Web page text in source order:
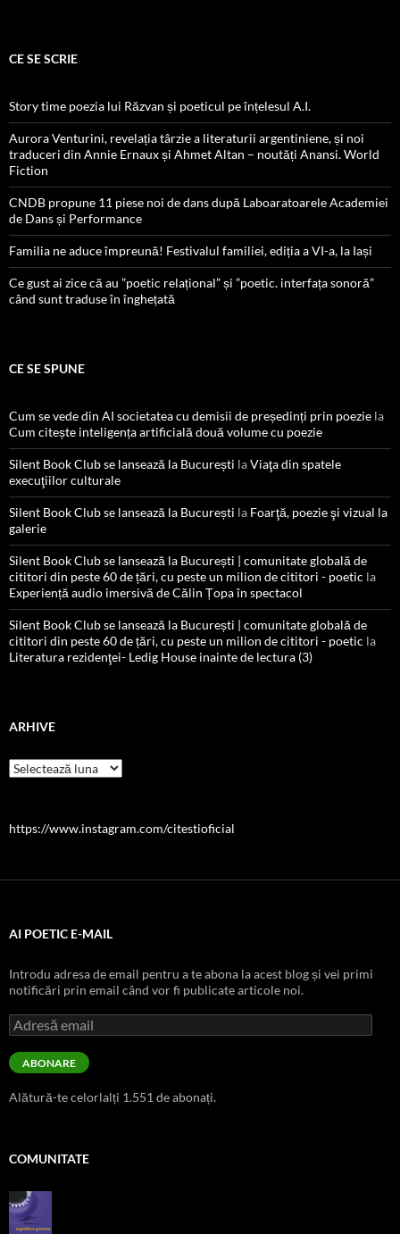
CE SE SCRIE
Story time poezia lui Răzvan și poeticul pe înțelesul A.I.
Aurora Venturini, revelația târzie a literaturii argentiniene, și noi
traduceri din Annie Ernaux și Ahmet Altan – noutăți Anansi. World
Fiction
CNDB propune 11 piese noi de dans după Laboaratoarele Academiei
de Dans și Performance
Familia ne aduce împreună! Festivalul familiei, ediția a VI-a, la Iași
Ce gust ai zice că au ”poetic relațional” și ”poetic. interfața sonoră”
când sunt traduse în înghețată
CE SE SPUNE
Cum se vede din AI societatea cu demisii de președinți prin poezie la
Cum citește inteligența artificială două volume cu poezie
Silent Book Club se lansează la București laViaţa din spatele
execuţiilor culturale
Silent Book Club se lansează la București la Foarţă, poezie şi vizual la
galerie
Silent Book Club se lansează la București | comunitate globală de
cititori din peste 60 de țări, cu peste un milion de cititori - poetic la
Experiență audio imersivă de Călin Țopa în spectacol
Silent Book Club se lansează la București | comunitate globală de
cititori din peste 60 de țări, cu peste un milion de cititori - poetic la
Literatura rezidenţei- Ledig House inainte de lectura (3)
ARHIVE
Arhive
https://www.instagram.com/citestioficial
AI POETIC E-MAIL
Introdu adresa de email pentru a te abona la acest blog și vei primi
notificări prin email când vor fi publicate articole noi.
Adresă
email
ABONARE
Alătură-te celorlalți 1.551 de abonați.
COMUNITATE